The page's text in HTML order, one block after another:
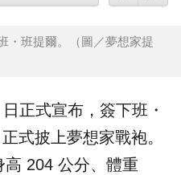
・班提爾。（圖／夢想家提
正式宣布，簽下班・
式披上夢想家戰袍。
204 公分、體重